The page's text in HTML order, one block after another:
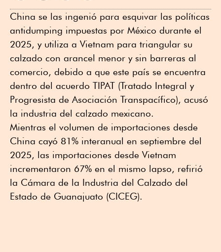
China se las ingenió para esquivar las políticas
antidumping impuestas por México durante el
2025, y utiliza a Vietnam para triangular su
calzado con arancel menor y sin barreras al
comercio, debido a que este país se encuentra
dentro del acuerdo TIPAT (Tratado Integral y
Progresista de Asociación Transpacífico), acusó
la industria del calzado mexicano.
Mientras el volumen de importaciones desde
China cayó 81% interanual en septiembre del
2025, las importaciones desde Vietnam
incrementaron 67% en el mismo lapso, refirió
la Cámara de la Industria del Calzado del
Estado de Guanajuato (CICEG).